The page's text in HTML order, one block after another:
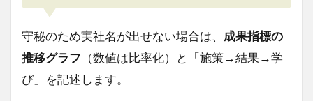
守秘のため実社名が出せない場合は、 成果指標の
推移グラフ （数値は比率化）と「施策→結果→学
び」を記述します。